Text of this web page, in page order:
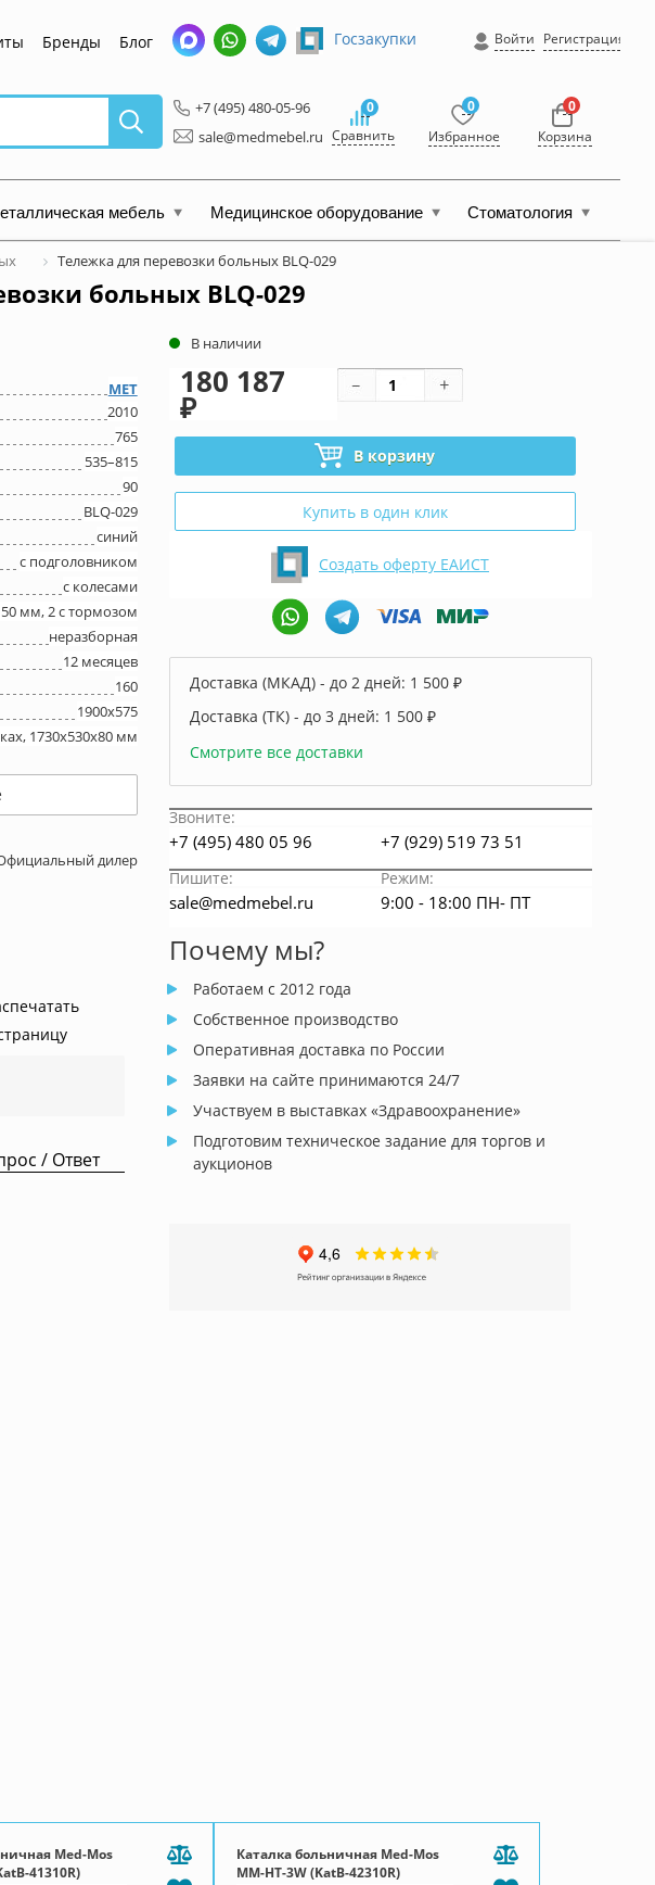
Бренды Блог Госзакупки Войти Регистрация
+7 (495) 480-05-96
sale@medmebel.ru
0
Сравнить
0
Избранное
0
Корзина
мебель Медицинское оборудование Стоматология
Тележка для перевозки больных BLQ-029
больных BLQ-029
МЕТ
2010
765
535–815
90
BLQ-029
синий
с подголовником
с колесами
мм, 2 с тормозом
неразборная
12 месяцев
160
1900х575
1730х530х80 мм
дилер
/ Ответ
В наличии
180 187
₽
В корзину
Купить в один клик
Создать оферту ЕАИСТ
Доставка (МКАД) - до 2 дней: 1 500 ₽
Доставка (ТК) - до 3 дней: 1 500 ₽
Смотрите все доставки
Звоните:
+7 (495) 480 05 96 +7 (929) 519 73 51
Пишите: Режим:
sale@medmebel.ru 9:00 - 18:00 ПН- ПТ
Почему мы?
Работаем с 2012 года
Собственное производство
Оперативная доставка по России
Заявки на сайте принимаются 24/7
Участвуем в выставках «Здравоохранение»
Подготовим техническое задание для торгов и
аукционов
Med-Mos
41310R)
Каталка больничная Med-Mos
ММ-НТ-3W (KatB-42310R)